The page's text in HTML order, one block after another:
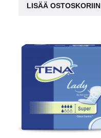
LISÄÄ OSTOSKORIIN